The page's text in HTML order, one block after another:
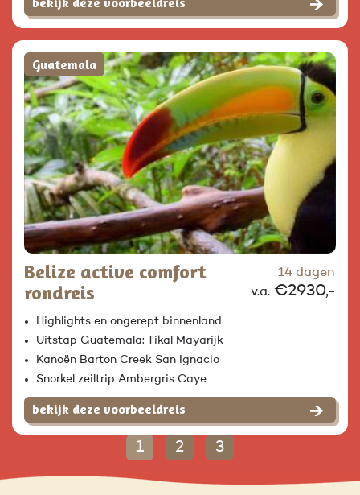
Guatemala
Belize active comfort
rondreis
14 dagen
v.a. €2930,-
Highlights en ongerept binnenland
Uitstap Guatemala: Tikal Mayarijk
Kanoën Barton Creek San Ignacio
Snorkel zeiltrip Ambergris Caye
bekijk deze voorbeeldreis
1 2 3